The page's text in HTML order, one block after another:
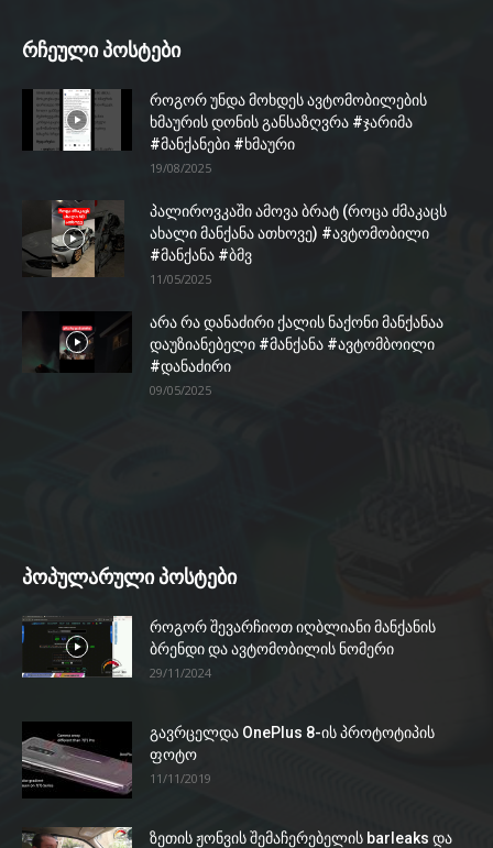
რჩეული პოსტები
როგორ უნდა მოხდეს ავტომობილების
ხმაურის დონის განსაზღვრა #ჯარიმა
#მანქანები #ხმაური
19/08/2025
პალიროვკაში ამოვა ბრატ (როცა ძმაკაცს
ახალი მანქანა ათხოვე) #ავტომობილი
#მანქანა #ბმვ
11/05/2025
არა რა დანაძირი ქალის ნაქონი მანქანაა
დაუზიანებელი #მანქანა #ავტომბოილი
#დანაძირი
09/05/2025
პოპულარული პოსტები
როგორ შევარჩიოთ იღბლიანი მანქანის
ბრენდი და ავტომობილის ნომერი
29/11/2024
გავრცელდა OnePlus 8-ის პროტოტიპის
ფოტო
11/11/2019
ზეთის ჟონვის შემაჩერებელის barleaks და